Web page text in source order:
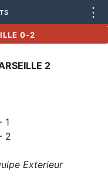
⋮
0-2
2
1
2
Exterieur